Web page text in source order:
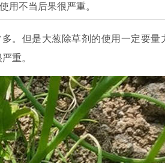
不当后果很严重。
。但是大葱除草剂的使用一定要量
重。